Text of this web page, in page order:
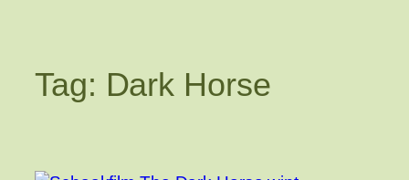
Tag: Dark Horse